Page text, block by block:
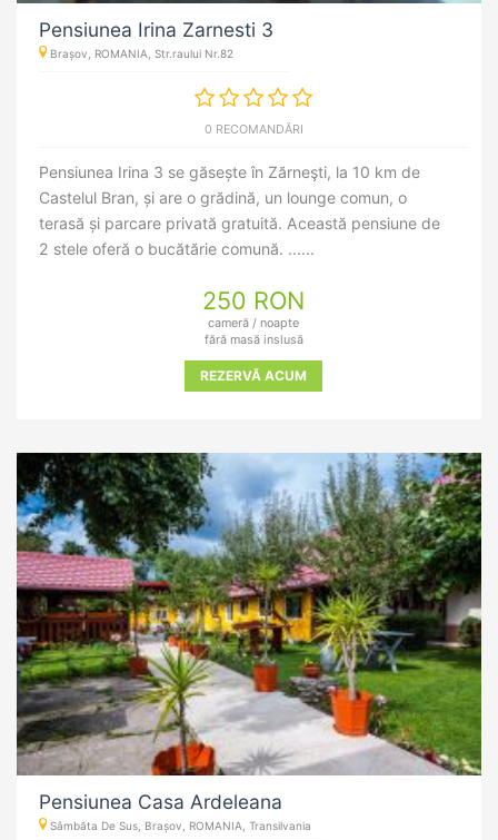
Pensiunea Irina Zarnesti 3
Brașov, ROMANIA, Str.raului Nr.82
0 RECOMANDĂRI
Pensiunea Irina 3 se găsește în Zărneşti, la 10 km de
Castelul Bran, și are o grădină, un lounge comun, o
terasă și parcare privată gratuită. Această pensiune de
2 stele oferă o bucătărie comună. ......
250 RON
cameră / noapte
fără masă inslusă
REZERVĂ ACUM
Pensiunea Casa Ardeleana
Sâmbăta De Sus, Brașov, ROMANIA, Transilvania